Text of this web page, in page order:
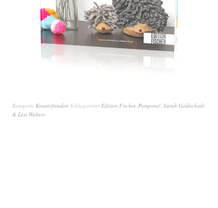
Kategorie Kreativfreuden Schlagwörter Edition Fischer, Pompons! Sarah Goldschadt
& Lexi Walters